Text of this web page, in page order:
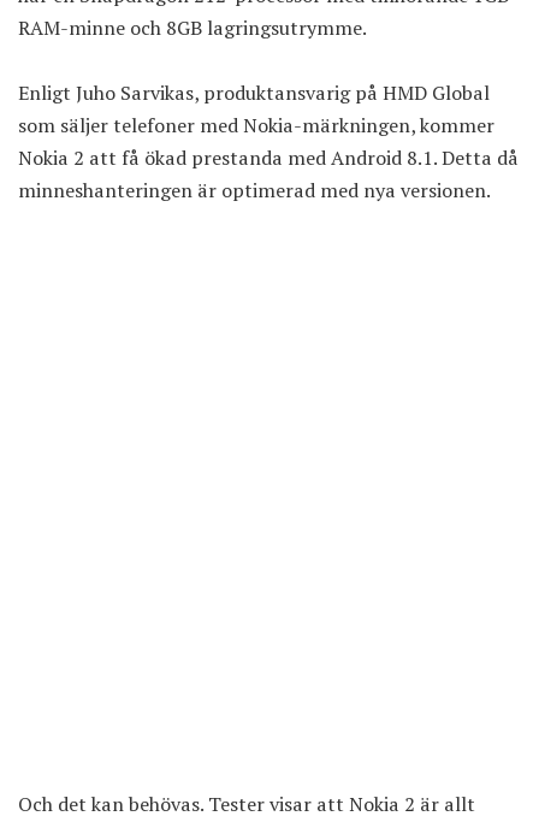
RAM-minne och 8GB lagringsutrymme.
Enligt Juho Sarvikas, produktansvarig på HMD Global
som säljer telefoner med Nokia-märkningen, kommer
Nokia 2 att få ökad prestanda med Android 8.1. Detta då
minneshanteringen är optimerad med nya versionen.
Och det kan behövas. Tester visar att Nokia 2 är allt